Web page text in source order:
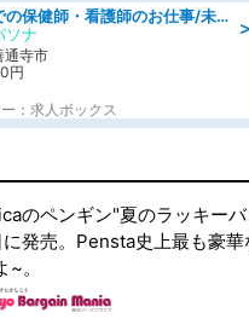
社団法人での保健師・看護師のお仕事/未経験OK/要資格:普通免許、保健師、正看護師
ソナ
通寺市
円
：求人ボックス
のペンギン"夏のラッキー
発売。Pensta史上最も豪華
~。